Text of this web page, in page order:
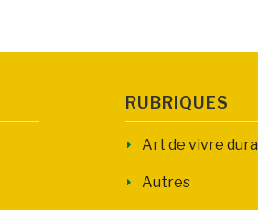
RUBRIQUES
Art de vivre
Autres